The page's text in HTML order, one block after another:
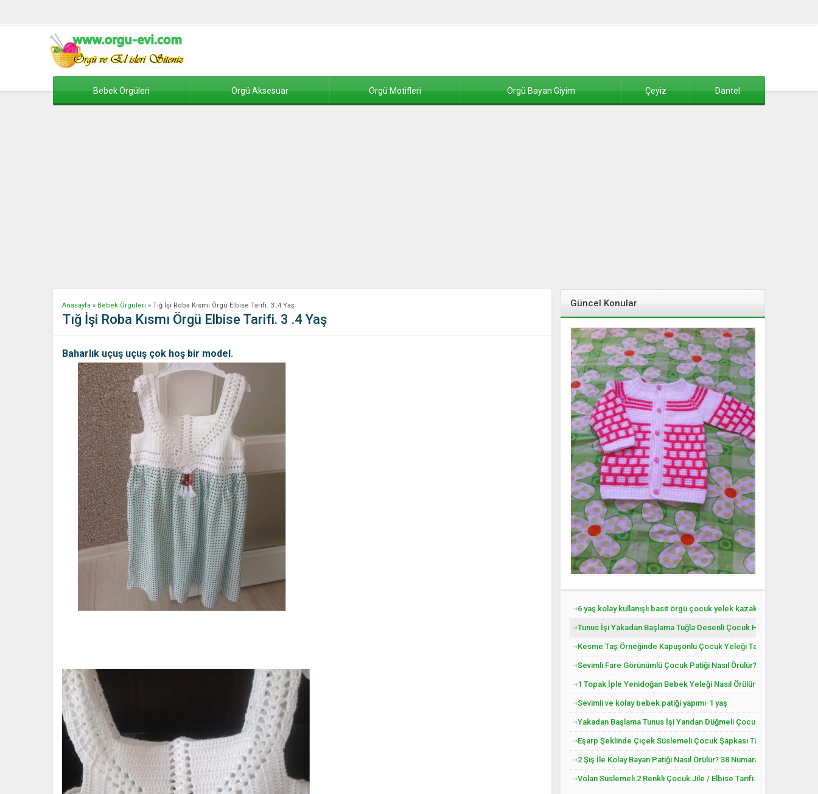
Bebek Örgüleri Örgü Aksesuar Örgü Motifleri Örgü Bayan Giyim Çeyiz Dantel
Anasayfa » Bebek Örgüleri » Tığ İşi Roba Kısmı Örgü Elbise Tarifi. 3 .4 Yaş
Tığ İşi Roba Kısmı Örgü Elbise Tarifi. 3 .4 Yaş
Baharlık uçuş uçuş çok hoş bir model.
Güncel Konular
6 yaş kolay kullanışlı basit örgü çocuk yelek kazak tarifi
Tunus İşi Yakadan Başlama Tuğla Desenli Çocuk Hırkası Tarifi.
Kesme Taş Örneğinde Kapuşonlu Çocuk Yeleği Tarifi. 3 .4 Yaş
Sevimli Fare Görünümlü Çocuk Patiği Nasıl Örülür? Yenidoğan
1 Topak İple Yenidoğan Bebek Yeleği Nasıl Örülür?
Sevimli ve kolay bebek patiği yapımı-1 yaş
Yakadan Başlama Tunus İşi Yandan Düğmeli Çocuk Yeleği Tarifi. 2
Eşarp Şeklinde Çiçek Süslemeli Çocuk Şapkası Tarifi. 3. 4 Yaş
2 Şiş İle Kolay Bayan Patiği Nasıl Örülür? 38 Numara
Volan Süslemeli 2 Renkli Çocuk Jile / Elbise Tarifi. 2 .3 Yaş